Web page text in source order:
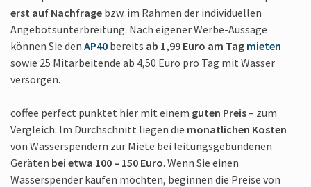
erst auf Nachfrage bzw. im Rahmen der individuellen
Angebots­unterbreitung. Nach eigener Werbe-Aussage
können Sie den AP40 bereits ab 1,99 Euro am Tag mieten
sowie 25 Mitarbeitende ab 4,50 Euro pro Tag mit Wasser
versorgen.
coffee perfect punktet hier mit einem guten Preis– zum
Vergleich: Im Durchschnitt liegen die monatlichen Kosten
von Wasserspendern zur Miete bei leitungsgebundenen
Geräten bei etwa 100 – 150 Euro. Wenn Sie einen
Wasserspender kaufen möchten, beginnen die Preise von